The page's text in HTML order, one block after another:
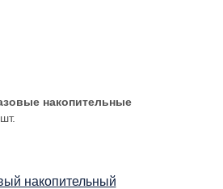
накопительные
накопительный